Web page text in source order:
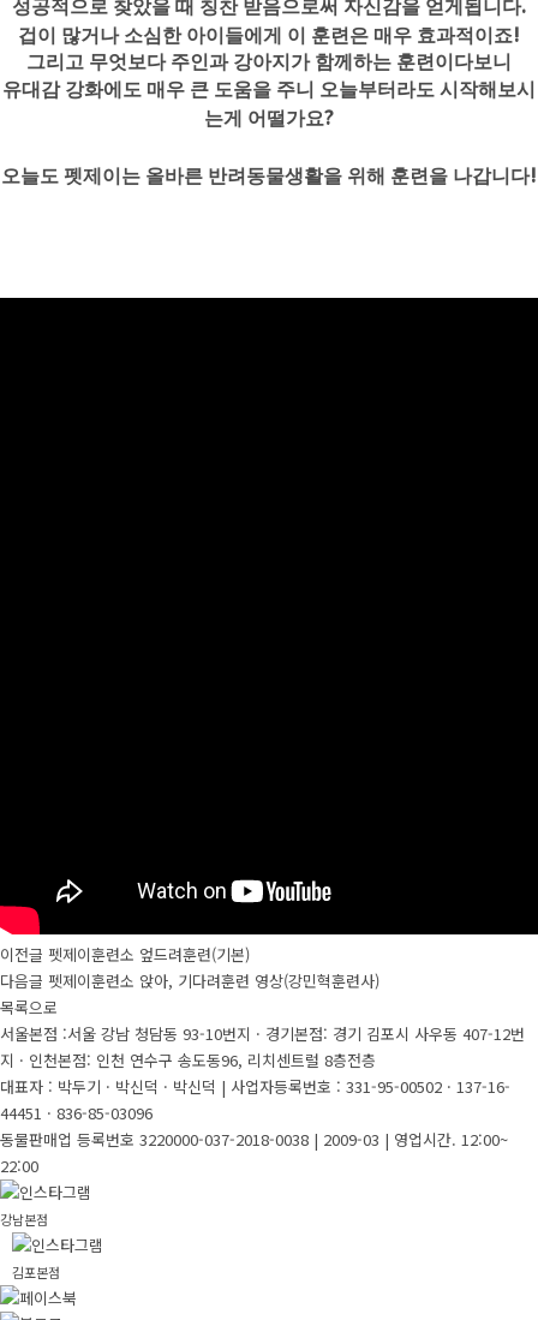
성공적으로 찾았을 때 칭찬 받음으로써 자신감을 얻게됩니다
겁이 많거나 소심한 아이들에게 이 훈련은 매우 효과적이죠!
그리고 무엇보다 주인과 강아지가 함께하는 훈련이다보니
유대감 강화에도 매우 큰 도움을 주니 오늘부터라도 시작해보시
는게 어떨가요?
오늘도 펫제이는 올바른 반려동물생활을 위해 훈련을 나갑니다!
이전글 펫제이훈련소 엎드려훈련(기본)
다음글 펫제이훈련소 앉아, 기다려훈련 영상(강민혁훈련사)
목록으로
서울본점 :서울 강남 청담동 93-10번지 · 경기본점: 경기 김포시 사우동 407-12번
지 · 인천본점: 인천 연수구 송도동96, 리치센트럴 8층전층
대표자 : 박두기 · 박신덕 · 박신덕 | 사업자등록번호 : 331-95-00502 · 137-16-
44451 · 836-85-03096
동물판매업 등록번호 3220000-037-2018-0038 | 2009-03 | 영업시간. 12:00~
22:00
강남본점
김포본점